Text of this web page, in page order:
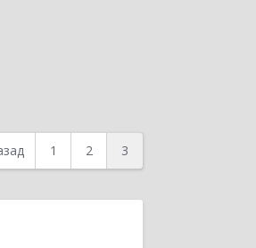
1 2 3